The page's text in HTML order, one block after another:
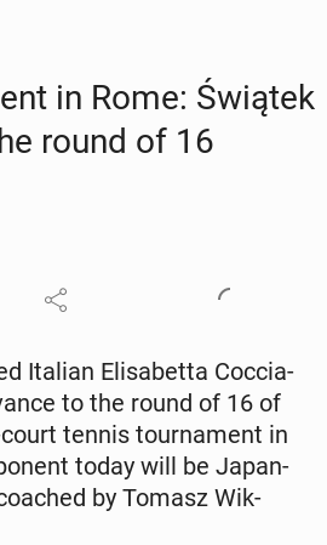
in Rome: Świątek
round of 16
Italian Elis­a­bet­ta Coc­cia­
to the round of 16 of
tennis tour­na­ment in
today will be Japan­
by Tomasz Wik­